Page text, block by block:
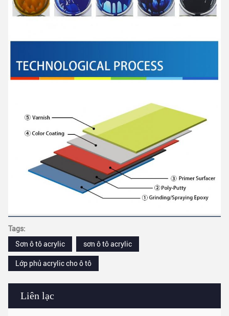
Liên lạc
Tags:
Sơn ô tô acrylic
sơn ô tô acrylic
Lớp phủ acrylic cho ô tô